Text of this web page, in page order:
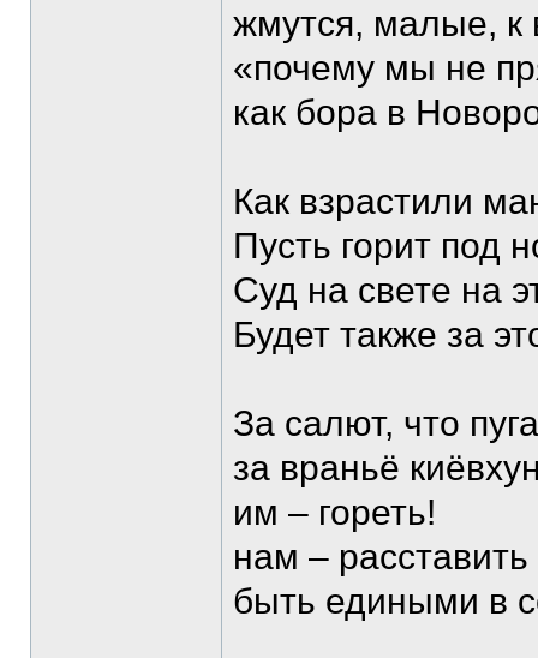
жмутся, малые, к
«почему мы не
как бора в
Как взрастили
Пусть горит под
Суд на свете на
Будет также за
За салют, что
за враньё
им – гореть!
нам –
быть едиными в